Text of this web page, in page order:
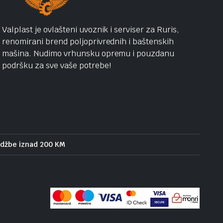
Valplast je ovlašteni uvoznik i serviser za Ruris,
renomirani brend poljoprivrednih i baštenskih
mašina. Nudimo vrhunsku opremu i pouzdanu
podršku za sve vaše potrebe!
iznad 200 KM